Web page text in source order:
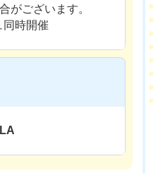
がございます。
時開催